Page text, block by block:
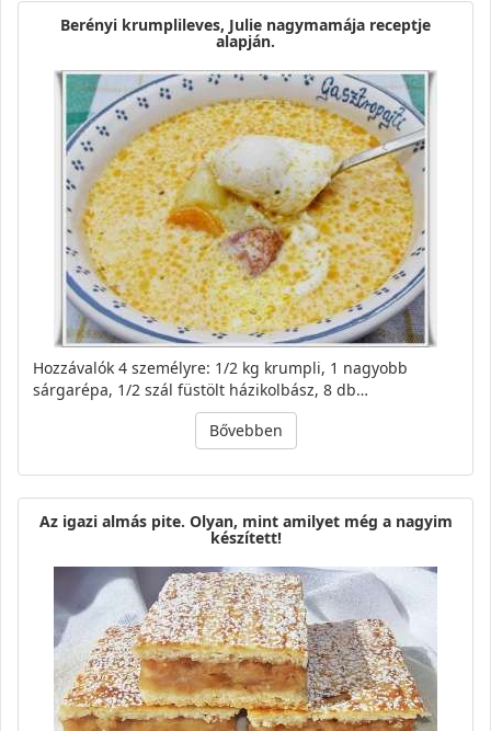
Berényi krumplileves, Julie nagymamája receptje
alapján.
Hozzávalók 4 személyre: 1/2 kg krumpli, 1 nagyobb
sárgarépa, 1/2 szál füstölt házikolbász, 8 db…
Bővebben
Az igazi almás pite. Olyan, mint amilyet még a nagyim
készített!